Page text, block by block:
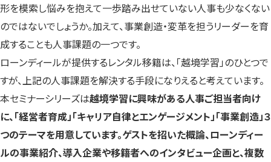
形を模索し悩みを抱えて一歩踏み出せていない人事も少なくない
のではないでしょうか。加えて、事業創造・変革を担うリーダーを育
成することも人事課題の一つです。
ローンディールが提供するレンタル移籍は、「越境学習」のひとつで
すが、上記の人事課題を解決する手段になりえると考えています。
本セミナーシリーズは越境学習に興味がある人事ご担当者向け
に、「経営者育成」「キャリア自律とエンゲージメント」「事業創造」３
つのテーマを用意しています。ゲストを招いた概論、ローンディー
ルの事業紹介、導入企業や移籍者へのインタビュー企画と、複数